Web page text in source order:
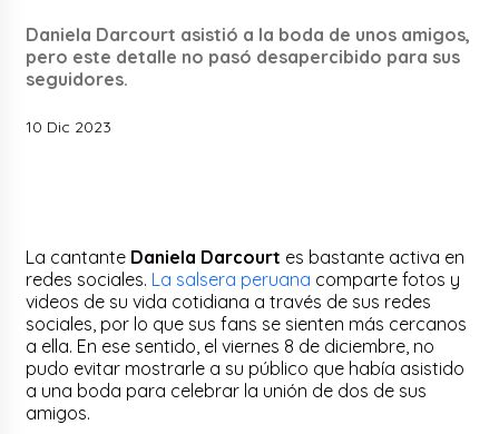
Daniela Darcourt asistió a la boda de unos amigos,
pero este detalle no pasó desapercibido para sus
seguidores.
10 Dic 2023
La cantante Daniela Darcourt es bastante activa en
redes sociales. La salsera peruana comparte fotos y
videos de su vida cotidiana a través de sus redes
sociales, por lo que sus fans se sienten más cercanos
a ella. En ese sentido, el viernes 8 de diciembre, no
pudo evitar mostrarle a su público que había asistido
a una boda para celebrar la unión de dos de sus
amigos.